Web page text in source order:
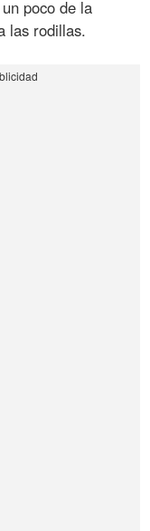
poco de la
las rodillas.